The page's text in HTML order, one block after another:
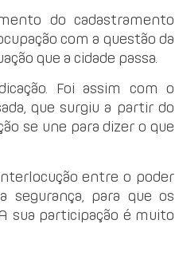
do cadastramento
com a questão da
que a cidade passa.
Foi assim com o
que surgiu a partir do
se une para dizer o que
entre o poder
segurança, para que os
sua participação é muito